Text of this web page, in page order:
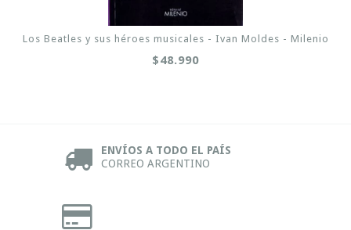
Los Beatles y sus héroes musicales - Ivan Moldes - Milenio
$48.990
ENVÍOS A TODO EL PAÍS
CORREO ARGENTINO